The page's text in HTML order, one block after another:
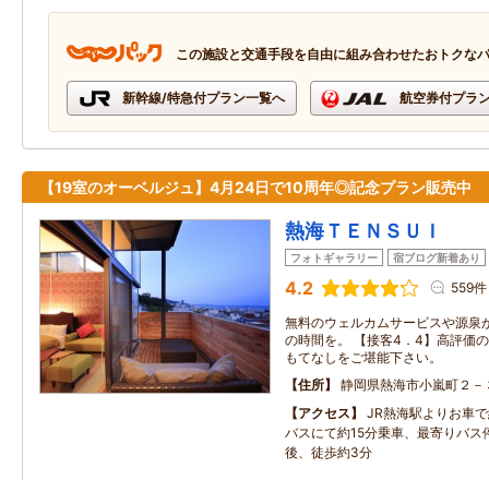
この施設と交通手段を自由に組み合わせたおトクな
新幹線/特急付プラン一覧へ 航空券付プラ
【19室のオーベルジュ】4月24日で10周年◎記念プラン販売中
熱海ＴＥＮＳＵＩ
フォトギャラリー 宿ブログ新着あり
4.2 559件
無料のウェルカムサービスや源泉
の時間を。 【接客4．4】高評価
もてなしをご堪能下さい。
住所
静岡県熱海市小嵐町２－
アクセス
JR熱海駅よりお車
バスにて約15分乗車、最寄りバス
後、徒歩約3分